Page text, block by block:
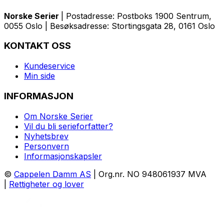
Norske Serier
| Postadresse: Postboks 1900 Sentrum,
0055 Oslo | Besøksadresse: Stortingsgata 28, 0161 Oslo
KONTAKT OSS
Kundeservice
Min side
INFORMASJON
Om Norske Serier
Vil du bli serieforfatter?
Nyhetsbrev
Personvern
Informasjonskapsler
© Cappelen Damm AS | Org.nr. NO 948061937 MVA
Rettigheter og lover